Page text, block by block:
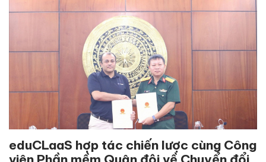
eduCLaaS hợp tác chiến lược cùng Công